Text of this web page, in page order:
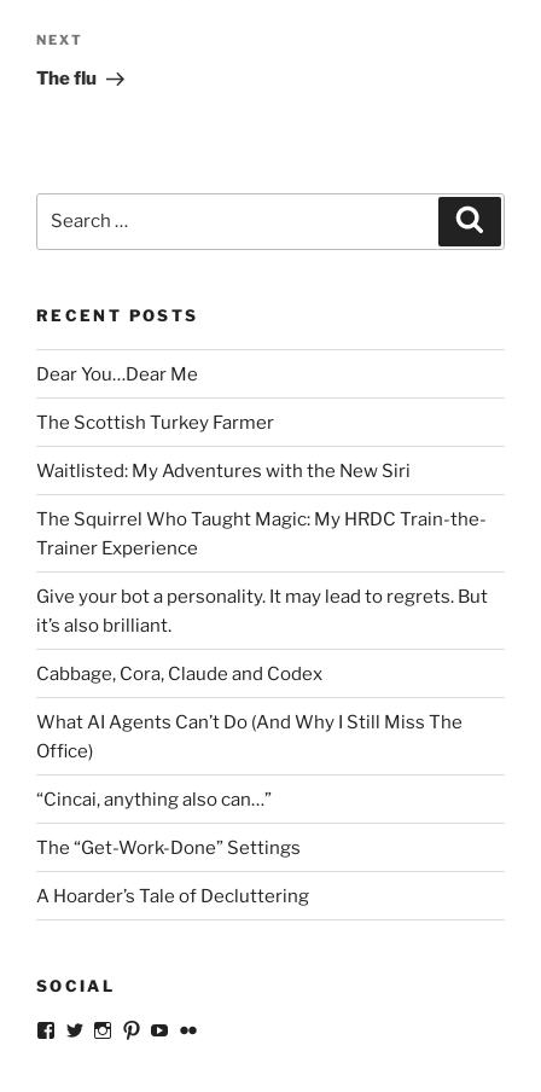
Next
Post
NEXT
The flu
RECENT POSTS
Dear You…Dear Me
The Scottish Turkey Farmer
Waitlisted: My Adventures with the New Siri
The Squirrel Who Taught Magic: My HRDC Train-the-
Trainer Experience
Give your bot a personality. It may lead to regrets. But
it’s also brilliant.
Cabbage, Cora, Claude and Codex
What AI Agents Can’t Do (And Why I Still Miss The
Office)
“Cincai, anything also can…”
The “Get-Work-Done” Settings
A Hoarder’s Tale of Decluttering
SOCIAL
ViewViewViewViewViewView